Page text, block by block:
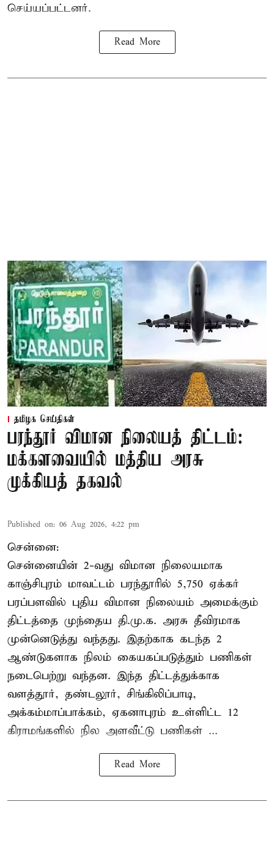
செய்யப்பட்டனர்.
Read More
தமிழக செய்திகள்
பரந்தூர் விமான நிலையத் திட்டம்:
மக்களவையில் மத்திய அரசு
முக்கியத் தகவல்
Published on: 06 Aug 2026, 4:22 pm
சென்னை:
சென்னையின் 2-வது விமான நிலையமாக
காஞ்சிபுரம் மாவட்டம் பரந்தூரில் 5,750 ஏக்கர்
பரப்பளவில் புதிய விமான நிலையம் அமைக்கும்
திட்டத்தை முந்தைய தி.மு.க. அரசு தீவிரமாக
முன்னெடுத்து வந்தது. இதற்காக கடந்த 2
ஆண்டுகளாக நிலம் கையகப்படுத்தும் பணிகள்
நடைபெற்று வந்தன. இந்த திட்டத்துக்காக
வளத்தூர், தண்டலூர், சிங்கிலிப்பாடி,
அக்கம்மாப்பாக்கம், ஏகனாபுரம் உள்ளிட்ட 12
கிராமங்களில் நில அளவீட்டு பணிகள் ...
Read More